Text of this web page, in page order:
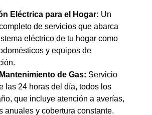
Eléctrica para el Hogar: Un
de servicios que abarca
eléctrico de tu hogar como
y equipos de
de Gas: Servicio
las 24 horas del día, todos los
que incluye atención a averías,
anuales y cobertura constante.